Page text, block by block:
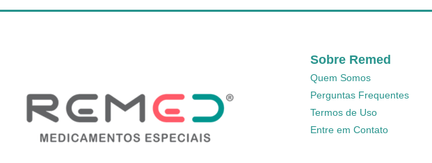
Sobre Remed
Quem Somos
Perguntas Frequentes
Termos de Uso
Entre em Contato